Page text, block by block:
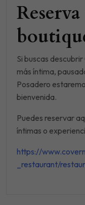
Si buscas
más íntima,
Posadero
bienvenida.
Puedes reservar
íntimas o
https://
_restaurant/